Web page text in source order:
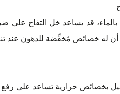
بالماء، قد يساعد خل التفاح على
أن له خصائص مُخفِّضة للدهون عند
بخصائص حرارية تساعد على